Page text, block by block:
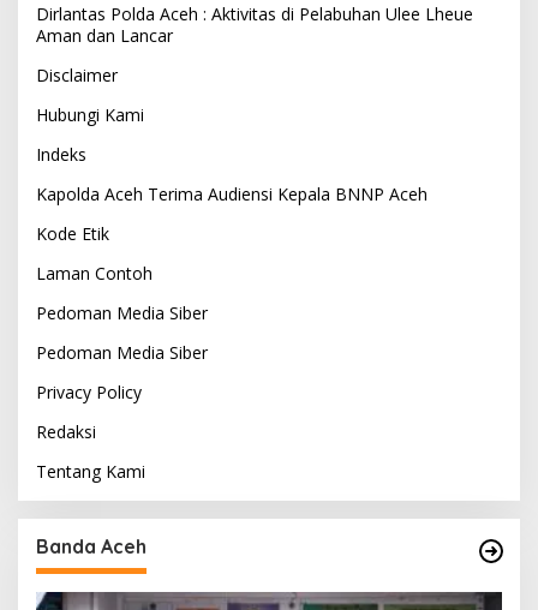
Dirlantas Polda Aceh : Aktivitas di Pelabuhan Ulee Lheue
Aman dan Lancar
Disclaimer
Hubungi Kami
Indeks
Kapolda Aceh Terima Audiensi Kepala BNNP Aceh
Kode Etik
Laman Contoh
Pedoman Media Siber
Pedoman Media Siber
Privacy Policy
Redaksi
Tentang Kami
Banda Aceh